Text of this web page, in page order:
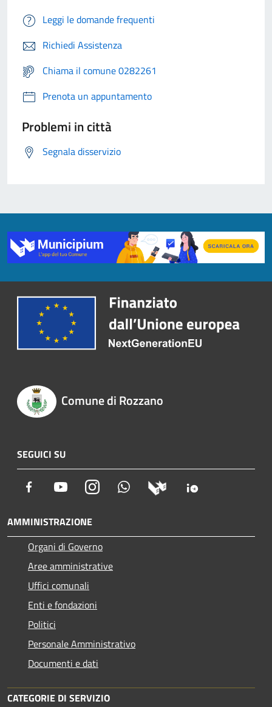
Leggi le domande frequenti
Richiedi Assistenza
Chiama il comune 0282261
Prenota un appuntamento
Problemi in città
Segnala disservizio
Comune di Rozzano
SEGUICI SU
Facebook YoutubeInstagram Whatsapp
AMMINISTRAZIONE
Organi di Governo
Aree amministrative
Uffici comunali
Enti e fondazioni
Politici
Personale Amministrativo
Documenti e dati
CATEGORIE DI SERVIZIO